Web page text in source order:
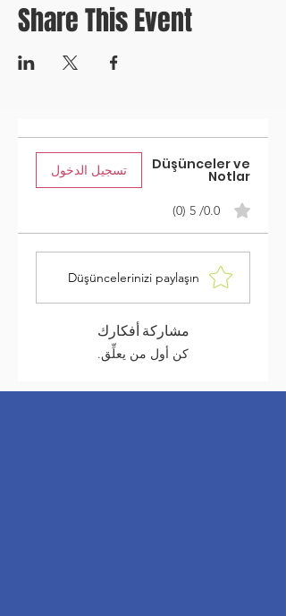
Share This Event
Düşünceler ve
Notlar تسجيل الدخول
0.0/ 5 (0)
Düşüncelerinizi paylaşın
مشاركة أفكارك
كن أول من يعلِّق.